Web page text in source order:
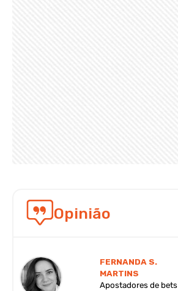
Opinião
FERNANDA S.
MARTINS
Apostadores de bets